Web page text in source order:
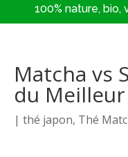
100% nature,
Matcha vs
du
| thé japon, Thé